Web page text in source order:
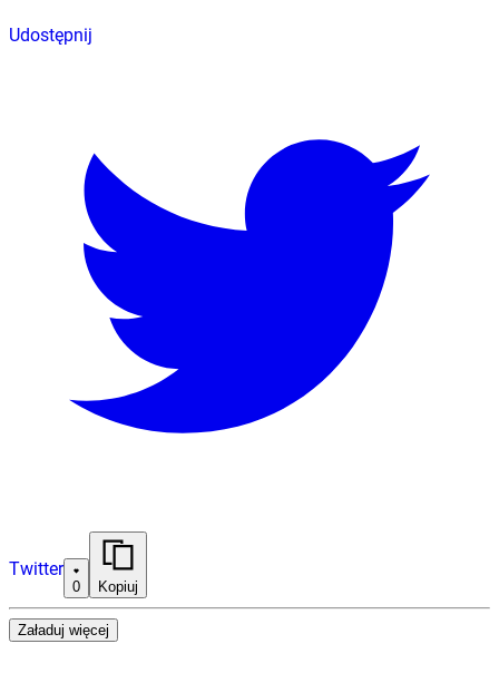
Udostępnij
Twitter
0 Kopiuj
Załaduj więcej